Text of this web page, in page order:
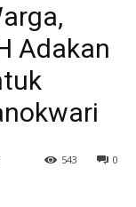
Adakan
0
543